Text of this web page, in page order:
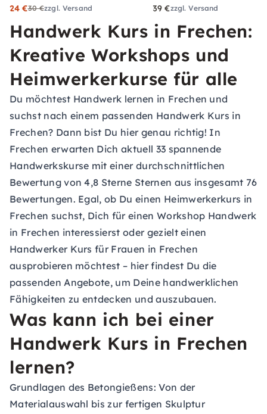
24 €30 €zzgl. Versand 39 €zzgl. Versand
Handwerk Kurs in Frechen:
Kreative Workshops und
Heimwerkerkurse für alle
Du möchtest Handwerk lernen in Frechen und
suchst nach einem passenden Handwerk Kurs in
Frechen? Dann bist Du hier genau richtig! In
Frechen erwarten Dich aktuell 33 spannende
Handwerkskurse mit einer durchschnittlichen
Bewertung von 4,8 Sterne Sternen aus insgesamt 76
Bewertungen. Egal, ob Du einen Heimwerkerkurs in
Frechen suchst, Dich für einen Workshop Handwerk
in Frechen interessierst oder gezielt einen
Handwerker Kurs für Frauen in Frechen
ausprobieren möchtest – hier findest Du die
passenden Angebote, um Deine handwerklichen
Fähigkeiten zu entdecken und auszubauen.
Was kann ich bei einer
Handwerk Kurs in Frechen
lernen?
Grundlagen des Betongießens: Von der
Materialauswahl bis zur fertigen Skulptur